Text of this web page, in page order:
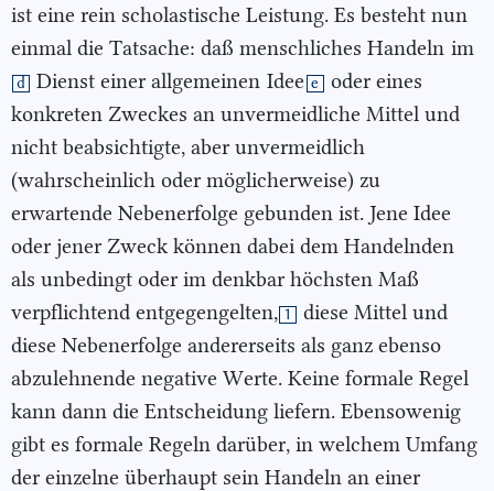
ist eine rein scholastische Leistung. Es besteht nun
einmal die Tatsache: daß menschliches Handeln im
d Dienst einer allgemeinen Idee e
oder eines
konkreten Zweckes an unvermeidliche Mittel und
nicht beabsichtigte, aber unvermeidlich
(wahrscheinlich oder möglicherweise) zu
erwartende Nebenerfolge gebunden ist. Jene Idee
oder jener Zweck können dabei dem Handelnden
als unbedingt oder im denkbar höchsten Maß
verpflichtend entgegengelten, 1
diese Mittel und
diese Nebenerfolge andererseits als ganz ebenso
abzulehnende negative Werte. Keine formale Regel
kann dann die Entscheidung liefern. Ebensowenig
gibt es formale Regeln darüber, in welchem Umfang
der einzelne überhaupt sein Handeln an einer